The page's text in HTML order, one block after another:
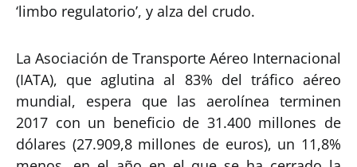
‘limbo regulatorio’, y alza del crudo.
La Asociación de Transporte Aéreo Internacional
(IATA), que aglutina al 83% del tráfico aéreo
mundial, espera que las aerolínea terminen
2017 con un beneficio de 31.400 millones de
dólares (27.909,8 millones de euros), un 11,8%